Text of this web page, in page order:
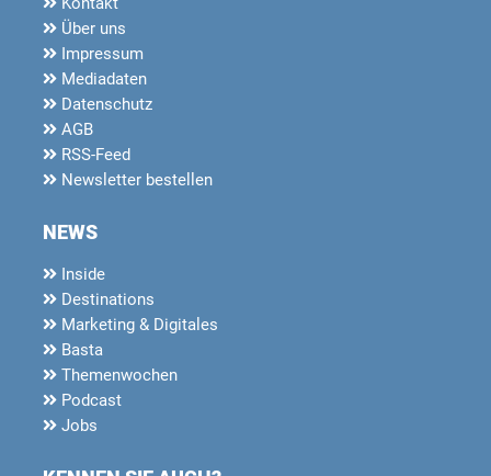
Über uns
Impressum
Mediadaten
Datenschutz
AGB
RSS-Feed
Newsletter bestellen
NEWS
Inside
Destinations
Marketing & Digitales
Basta
Themenwochen
Podcast
Jobs